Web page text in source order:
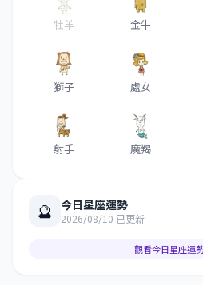
牡羊 金牛
獅子 處女
射手 魔羯
🔮 今日星座運勢
2026/08/10 已更新
觀看今日星座運